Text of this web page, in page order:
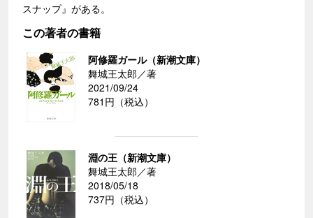
スナップ』がある。
この著者の書籍
阿修羅ガール（新潮文庫）
舞城王太郎／著
2021/09/24
781円（税込）
淵の王（新潮文庫）
舞城王太郎／著
2018/05/18
737円（税込）